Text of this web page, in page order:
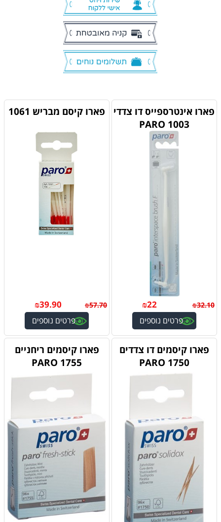
פארו אינטרספייס דו צדדי
1003 PARO
₪32.10
₪22
פרטים נוספים
פארו קיסם מבריש 1061
₪57.70
₪39.90
פרטים נוספים
פארו קיסמים דו צדדים
1750 PARO
פארו קיסמים ריחניים
1755 PARO